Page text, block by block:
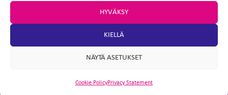
HYVÄKSY
KIELLÄ
NÄYTÄ ASETUKSET
Cookie PolicyPrivacy Statement